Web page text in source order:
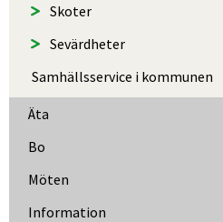
Skoter
Sevärdheter
Samhällsservice i kommunen
Äta
Bo
Möten
Information